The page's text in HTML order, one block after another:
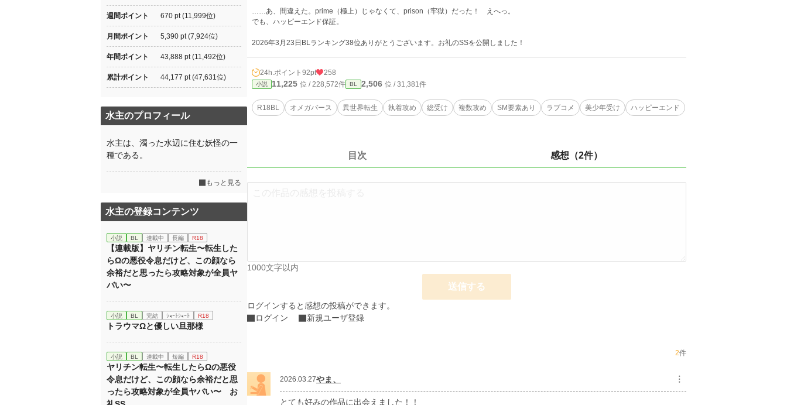
……あ、間違えた。prime（極上）じゃなくて、prison（牢獄）だった！ えへっ。
でも、ハッピーエンド保証。
2026年3月23日BLランキング38位ありがとうございます。お礼のSSを公開しました！
24h.ポイント 92pt 258
小説 11,225 位 / 228,572件 BL 2,506 位 / 31,381件
R18BL オメガバース 異世界転生 執着攻め 総受け 複数攻め SM要素あり ラブコメ 美少年受け ハッピーエンド
目次 感想（2件）
1000文字以内
送信する
ログインすると感想の投稿ができます。
ログイン
新規ユーザ登録
2件
2026.03.27やま、 ︙
とても好みの作品に出会えました！！
週間ポイント 670 pt (11,999位)
月間ポイント 5,390 pt (7,924位)
年間ポイント 43,888 pt (11,492位)
累計ポイント 44,177 pt (47,631位)
水主のプロフィール
水主は、濁った水辺に住む妖怪の一
種である。
もっと見る
水主の登録コンテンツ
小説 BL 連載中 長編 R18
【連載版】ヤリチン転生〜転生した
らΩの悪役令息だけど、この顔なら
余裕だと思ったら攻略対象が全員ヤ
バい〜
小説 BL 完結 ｼｮｰﾄｼｮｰﾄ R18
トラウマΩと優しい旦那様
小説 BL 連載中 短編 R18
ヤリチン転生〜転生したらΩの悪役
令息だけど、この顔なら余裕だと思
ったら攻略対象が全員ヤバい〜 お